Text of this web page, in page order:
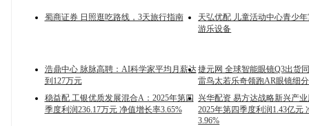
蜀商证券 日照逛吃路线，3天旅行指南
天弘优配 儿童活动中心青少
游乐设备
浩鼎中心 脉脉高聘：AI科学家平均月薪达
到127万元
捷元网 全球智能眼镜Q3出货
雷鸟太若乐奇领跑AR眼镜细
稳益配 工银优质发展混合A：2025年第四
季度利润236.17万元 净值增长率3.65%
兴华配资 易方达战略新兴产
2025年第四季度利润1.43亿元
3.96%